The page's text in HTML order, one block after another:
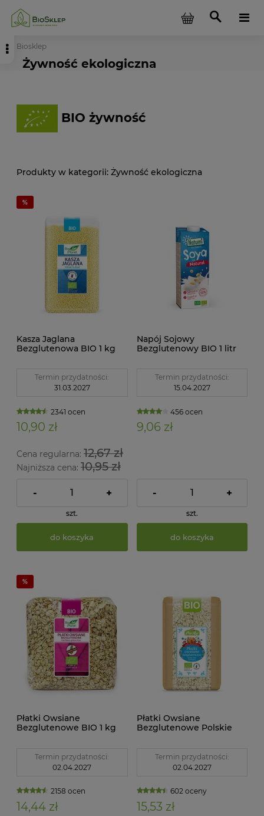
Biosklep
Żywność ekologiczna
BIO żywność
Żywność ekologiczna
Kasza Jaglana
Bezglutenowa BIO 1 kg
Termin przydatności:
31.03.2027
2341 ocen
10,90 zł
Cena regularna: 12,67 zł
Najniższa cena: 10,95 zł
- +
szt.
do koszyka
Napój Sojowy
Bezglutenowy BIO 1 litr
Termin przydatności:
15.04.2027
456 ocen
9,06 zł
- +
szt.
do koszyka
Płatki Owsiane
Bezglutenowe BIO 1 kg
Termin przydatności:
02.04.2027
2158 ocen
14,44 zł
Płatki Owsiane
Bezglutenowe Polskie
Termin przydatności:
02.04.2027
602 oceny
15,53 zł